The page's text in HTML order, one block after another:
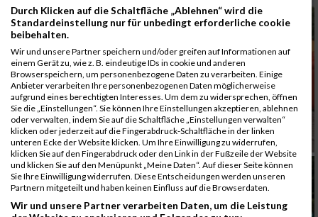
Durch Klicken auf die Schaltfläche „Ablehnen“ wird die
Standardeinstellung nur für unbedingt erforderliche cookie
beibehalten.
Wir und unsere Partner speichern und/oder greifen auf Informationen auf
einem Gerät zu, wie z. B. eindeutige IDs in cookie und anderen
Browserspeichern, um personenbezogene Daten zu verarbeiten. Einige
Anbieter verarbeiten Ihre personenbezogenen Daten möglicherweise
aufgrund eines berechtigten Interesses. Um dem zu widersprechen, öffnen
Sie die „Einstellungen“. Sie können Ihre Einstellungen akzeptieren, ablehnen
oder verwalten, indem Sie auf die Schaltfläche „Einstellungen verwalten“
klicken oder jederzeit auf die Fingerabdruck-Schaltfläche in der linken
unteren Ecke der Website klicken. Um Ihre Einwilligung zu widerrufen,
klicken Sie auf den Fingerabdruck oder den Link in der Fußzeile der Website
und klicken Sie auf den Menüpunkt „Meine Daten“. Auf dieser Seite können
Sie Ihre Einwilligung widerrufen. Diese Entscheidungen werden unseren
Partnern mitgeteilt und haben keinen Einfluss auf die Browserdaten.
Wir und unsere Partner verarbeiten Daten, um die Leistung